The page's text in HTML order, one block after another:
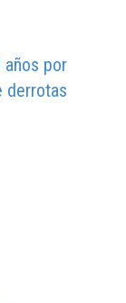
años por
derrotas